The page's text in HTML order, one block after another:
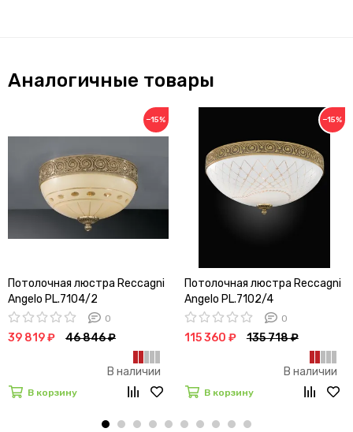
Аналогичные товары
−15%
Потолочная люстра Reccagni
Angelo PL.7104/2
0
39 819 ₽ 46 846 ₽
В наличии
В корзину
−15%
Потолочная люстра Reccagni
Angelo PL.7102/4
0
115 360 ₽ 135 718 ₽
В наличии
В корзину